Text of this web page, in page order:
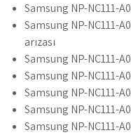
Samsung NP-NC111-
Samsung NP-NC111-
arızası
Samsung NP-NC111-
Samsung NP-NC111-
Samsung NP-NC111-
Samsung NP-NC111-
Samsung NP-NC111-